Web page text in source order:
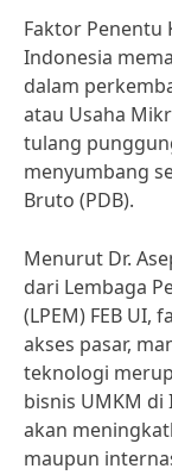
Faktor Penentu
Indonesia
dalam
atau Usaha
tulang
menyumbang
Bruto (PDB).
Menurut Dr.
dari Lembaga
(LPEM) FEB
akses pasar,
teknologi
bisnis UMKM di
akan
maupun